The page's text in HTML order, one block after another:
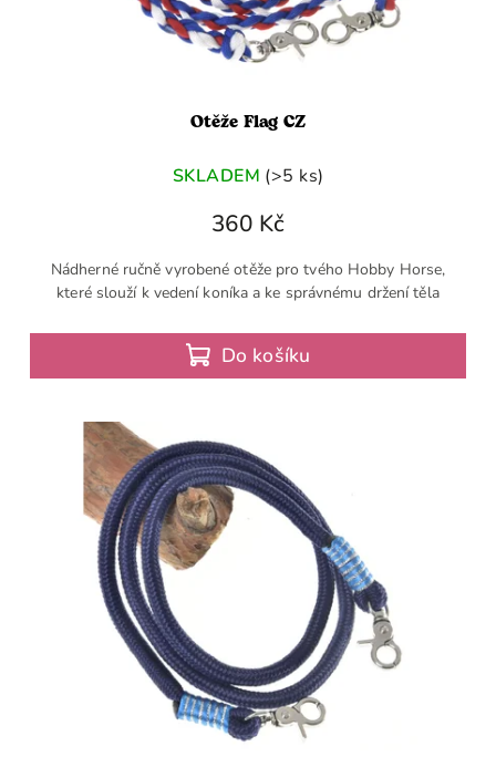
Otěže Flag CZ
SKLADEM (>5 ks)
360 Kč
Do košíku
Nádherné ručně vyrobené otěže pro tvého Hobby Horse,
které slouží k vedení koníka a ke správnému držení těla